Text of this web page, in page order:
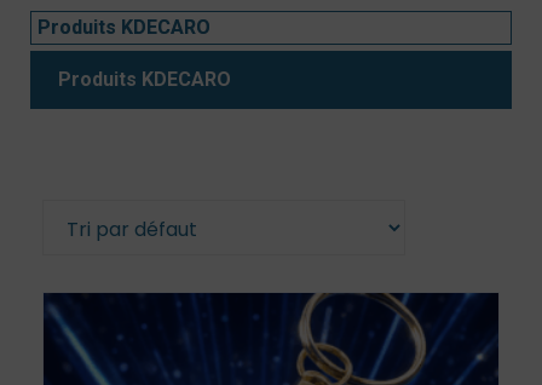
Produits KDECARO
Produits KDECARO